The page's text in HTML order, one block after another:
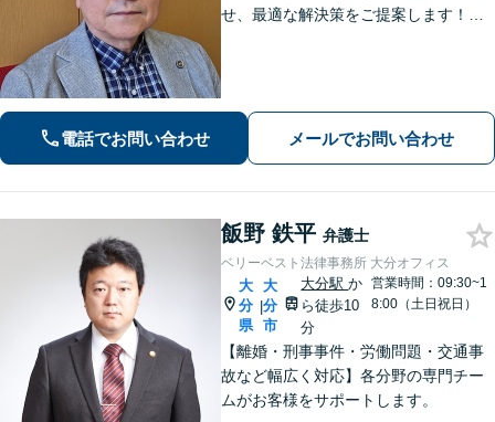
せ、最適な解決策をご提案します！緊
す。どうぞお気軽にお話しください。
【休日面談可】
電話でお問い合わせ メールでお問い合わせ
飯野 鉄平 弁護士
ベリーベスト法律事務所 大分オフィス
大
分
県
|
大
分
市
大分駅か
ら徒歩10
分
営業時間：09:30~1
8:00（土日祝日）
【離婚・刑事事件・労働問題・交通事
故など幅広く対応】各分野の専門チー
ムがお客様をサポートします。